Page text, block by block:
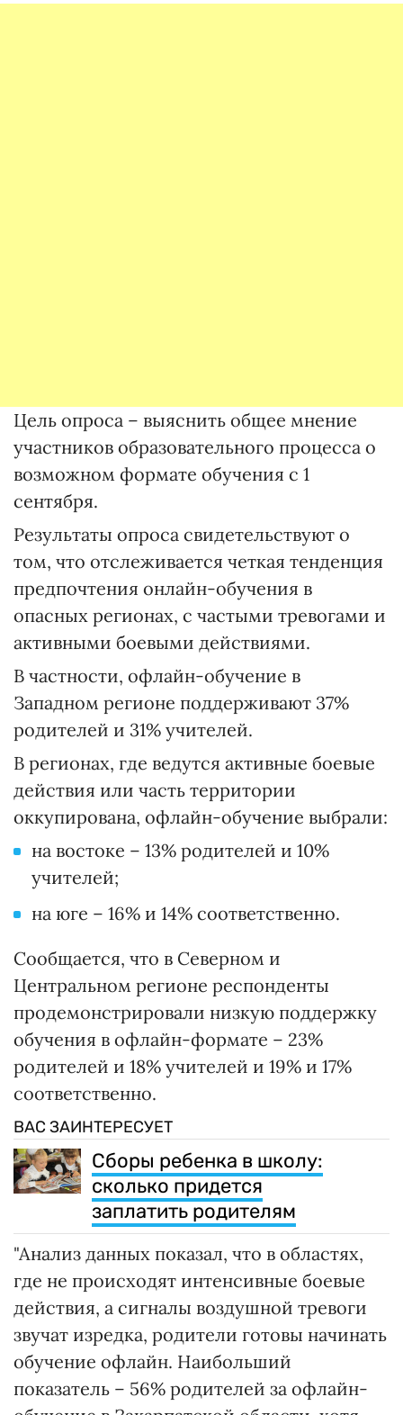
Цель опроса – выяснить общее мнение
участников образовательного процесса о
возможном формате обучения с 1
сентября.
Результаты опроса свидетельствуют о
том, что отслеживается четкая тенденция
предпочтения онлайн-обучения в
опасных регионах, с частыми тревогами и
активными боевыми действиями.
В частности, офлайн-обучение в
Западном регионе поддерживают 37%
родителей и 31% учителей.
В регионах, где ведутся активные боевые
действия или часть территории
оккупирована, офлайн-обучение выбрали:
на востоке – 13% родителей и 10%
учителей;
на юге – 16% и 14% соответственно.
Сообщается, что в Северном и
Центральном регионе респонденты
продемонстрировали низкую поддержку
обучения в офлайн-формате – 23%
родителей и 18% учителей и 19% и 17%
соответственно.
ВАС ЗАИНТЕРЕСУЕТ
Сборы ребенка в школу:
сколько придется
заплатить родителям
"Анализ данных показал, что в областях,
где не происходят интенсивные боевые
действия, а сигналы воздушной тревоги
звучат изредка, родители готовы начинать
обучение офлайн. Наибольший
показатель – 56% родителей за офлайн-